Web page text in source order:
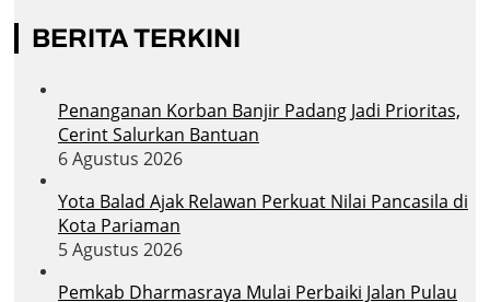
BERITA TERKINI
Penanganan Korban Banjir Padang Jadi Prioritas,
Cerint Salurkan Bantuan
6 Agustus 2026
Yota Balad Ajak Relawan Perkuat Nilai Pancasila di
Kota Pariaman
5 Agustus 2026
Pemkab Dharmasraya Mulai Perbaiki Jalan Pulau